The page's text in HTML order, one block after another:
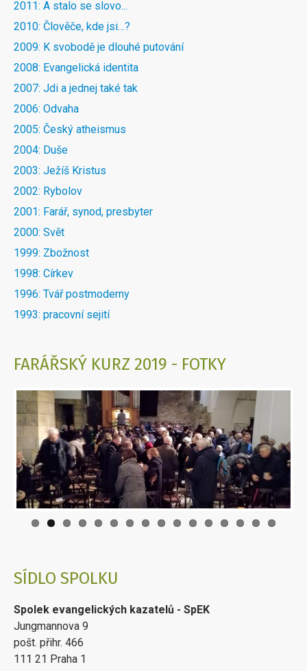
2011: A stalo se slovo...
2010: Člověče, kde jsi…?
2009: K svobodě je dlouhé putování
2008: Evangelická identita
2007: Jdi a jednej také tak
2006: Odvaha
2005: Český atheismus
2004: Duše
2003: Ježíš Kristus
2002: Rybolov
2001: Farář, synod, presbyter
2000: Svět
1999: Zbožnost
1998: Církev
1996: Tvář postmoderny
1993: pracovní sejití
FARÁŘSKÝ KURZ 2019 - FOTKY
SÍDLO SPOLKU
Spolek evangelických kazatelů - SpEK
Jungmannova 9
pošt. přihr. 466
111 21 Praha 1